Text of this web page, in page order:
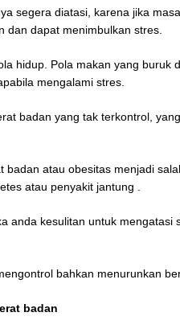
segera diatasi, karena jika
dan dapat menimbulkan stres.
hidup. Pola makan yang buruk
mengalami stres.
badan yang tak terkontrol,
badan atau obesitas menjadi
atau penyakit jantung .
anda kesulitan untuk mengatasi
bahkan menurunkan
badan